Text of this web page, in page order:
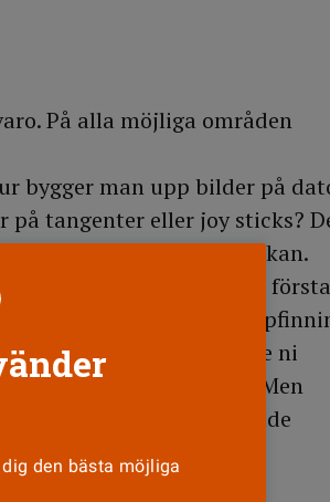
På alla möjliga områden
bygger man upp bilder på
tangenter eller joy sticks?
översättning från engelskan.
historia, från de
fyllde hela rum via
persondatorer. Visste ni
konstruerades 1823? Men
eftersom man inte hade
den bästa möjliga